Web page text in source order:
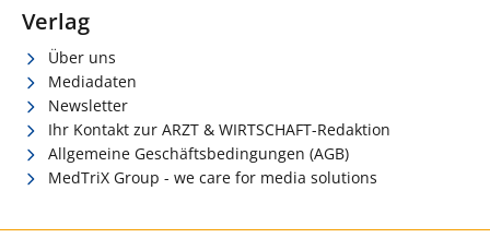
Verlag
Über uns
Mediadaten
Newsletter
Ihr Kontakt zur ARZT & WIRTSCHAFT-Redaktion
Allgemeine Geschäftsbedingungen (AGB)
MedTriX Group - we care for media solutions